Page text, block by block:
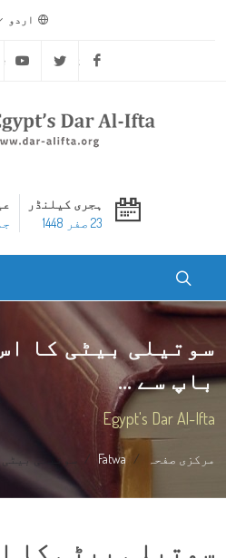
اردو
Facebook
Twitter
ہجری کیلنڈر
23 صفر 1448
سوتیلی بیٹی کا
باپ سے ...
Egypt's Dar Al-Ifta
مرکزی صفحہ Fatwa سوتیلی
سوتیلی بیٹی کا